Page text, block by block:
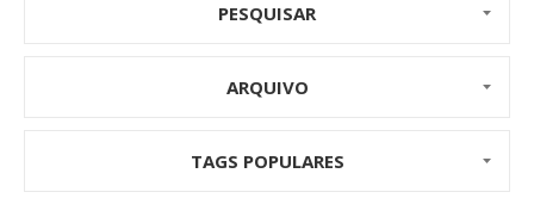
PESQUISAR
ARQUIVO
TAGS POPULARES